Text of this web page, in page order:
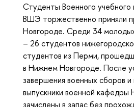
Студенты Военного
ВШЭ торжественно приняли
Новгороде. Среди 34
– 26 студентов
студентов из Перми,
в Нижнем Новгороде. После
завершения военных сборов и
выпускники военной
зачислены в запас без